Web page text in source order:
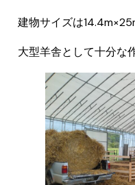
建物サイズは
大型羊舎として十分な